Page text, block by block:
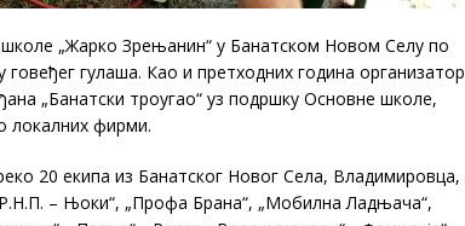
„Жарко Зрењанин“ у Банатском Новом Селу по
гулаша. Као и претходних година организатор
„Банатски троугао“ уз подршку Основне школе,
локалних фирми.
20 екипа из Банатског Новог Села, Владимировца,
– Њоки“, „Профа Брана“, „Мобилна Ладњача“,